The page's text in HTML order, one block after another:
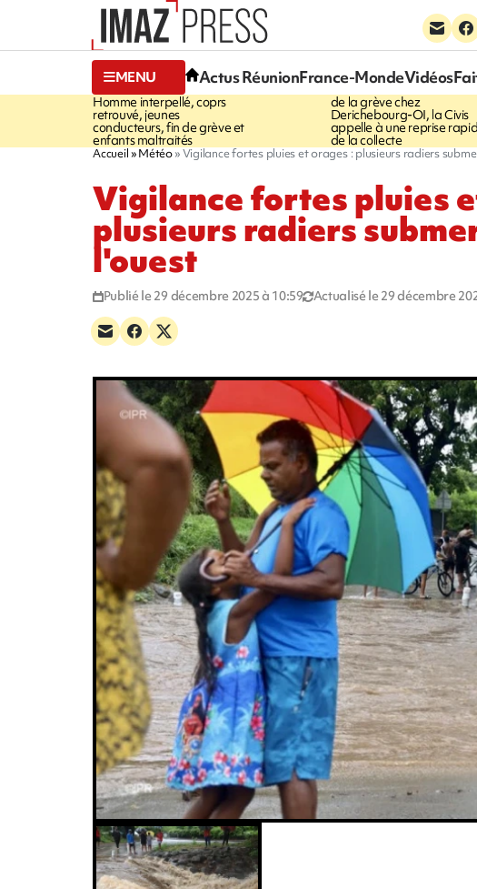
MENU Actus RéunionFrance-MondeVidéos
20:23
À RETENIR CE SOIR
Homme interpellé, coprs
retrouvé, jeunes
conducteurs, fin de grève et
enfants maltraités
18:26
UN ACCORD TROUVÉ Fin
de la grève chez
Derichebourg-OI, la Civis
appelle à une reprise
de la collecte
Accueil Météo Vigilance fortes pluies et orages : plusieurs radiers
Vigilance fortes pluies
plusieurs radiers
l'ouest
Publié le 29 décembre 2025 à 10:59 Actualisé le 29 décembre